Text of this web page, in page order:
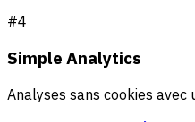
#4
Simple Analytics
Analyses sans cookies